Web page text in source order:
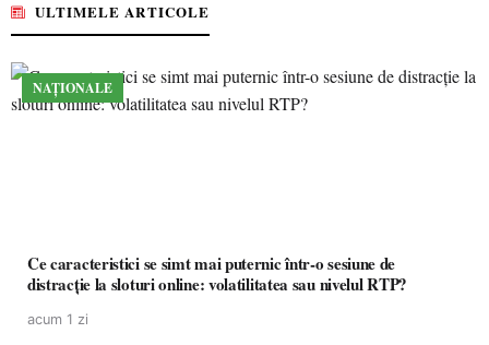
ULTIMELE ARTICOLE
NAȚIONALE
Ce caracteristici se simt mai puternic într-o sesiune de
distracție la sloturi online: volatilitatea sau nivelul RTP?
acum 1 zi